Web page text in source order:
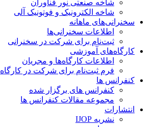
شاخه صنعتی نور فناوران
شاخه‌ الکترونیک و فوتونیک آلی
سخنرانی‌های ماهانه
اطلاعات سخنرانی‌‌ها
ثبت‌نام برای شرکت در سخنرانی
کارگاه‌های آموزشی
اطلاعات کارگاه‌ها و مجریان
فرم ثبت‌نام برای شرکت در کارگاه
کنفرانس ها
کنفرانس های برگزار شده
مجموعه مقالات کنفرانس ها
انتشارات
نشریه IJOP